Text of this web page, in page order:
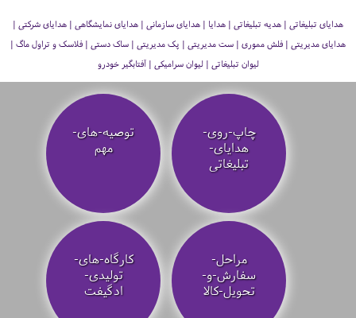
هدایای تبلیغاتی | هدیه تبلیغاتی | هدایا | هدایای سازمانی | هدایای نمایشگاهی | هدایای شرکتی |
هدایای مدیریتی | فلش مموری | ست مدیریتی | پک مدیریتی | ساک دستی | فلاسک و تراول ماگ |
لیوان تبلیغاتی | لیوان سرامیکی | آفتابگیر خودرو
چاپ-روی-
هدایای-
تبلیغاتی
توصیه‌-های-
مهم
مراحل-
سفارش-و-
تحویل-کالا
کارگاه-های-
تولیدی-
ادگیفت